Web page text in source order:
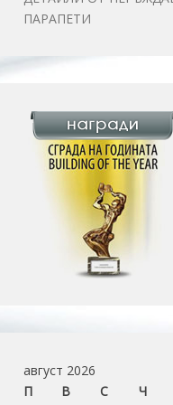
ПАРАПЕТИ
август 2026
П
В С Ч